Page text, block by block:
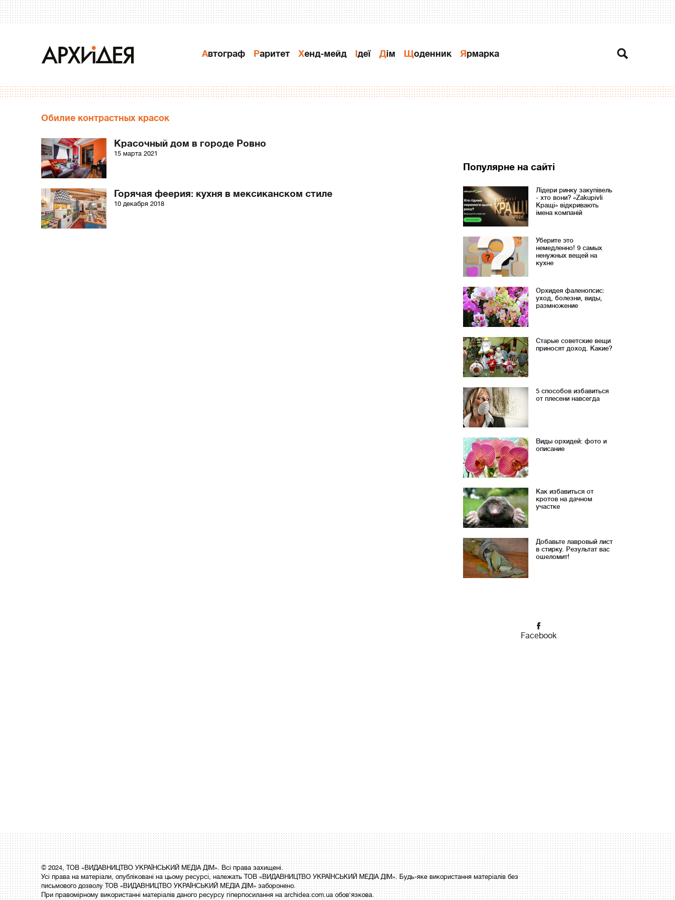
Автограф Раритет Хенд-мейд Ідеї Дiм Щоденник Ярмарка
Обилие контрастных красок
Красочный дом в городе Ровно
15 марта 2021
Горячая феерия: кухня в мексиканском стиле
10 декабря 2018
Популярне на сайті
Лідери ринку закупівель
- хто вони? «Zakupivli
Кращі» відкривають
імена компаній
Уберите это
немедленно! 9 самых
ненужных вещей на
кухне
Орхидея фаленопсис:
уход, болезни, виды,
размножение
Старые советские вещи
приносят доход. Какие?
5 способов избавиться
от плесени навсегда
Виды орхидей: фото и
описание
Как избавиться от
кротов на дачном
участке
Добавьте лавровый лист
в стирку. Результат вас
ошеломит!
Facebook
© 2024, ТОВ «ВИДАВНИЦТВО УКРАЇНСЬКИЙ МЕДІА ДІМ». Всі права захищені.
Усі права на матеріали, опубліковані на цьому ресурсі, належать ТОВ «ВИДАВНИЦТВО УКРАЇНСЬКИЙ МЕДІА ДІМ». Будь-яке використання матеріалів без
письмового дозволу ТОВ «ВИДАВНИЦТВО УКРАЇНСЬКИЙ МЕДІА ДІМ» заборонено.
При правомірному використанні матеріалів даного ресурсу гіперпосилання на archidea.com.ua обов'язкова.